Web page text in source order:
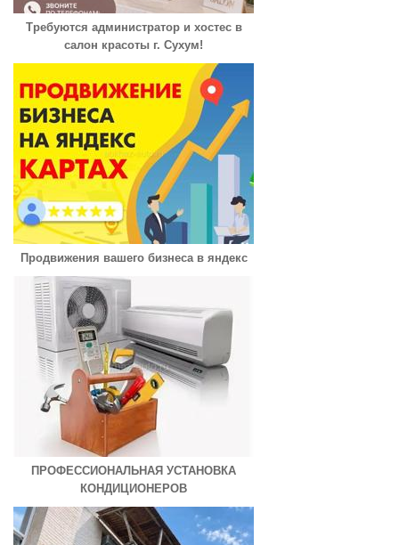
Требуются администратор и хостес в
салон красоты г. Сухум!
Продвижения вашего бизнеса в яндекс
ПРОФЕССИОНАЛЬНАЯ УСТАНОВКА
КОНДИЦИОНЕРОВ